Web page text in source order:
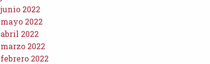
junio 2022
mayo 2022
abril 2022
marzo 2022
febrero 2022